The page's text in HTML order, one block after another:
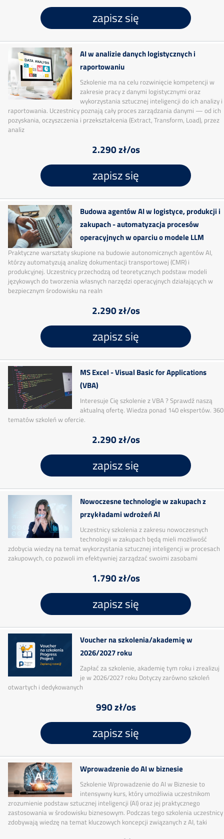
zapisz się
AI w analizie danych logistycznych i
raportowaniu
Szkolenie ma na celu rozwinięcie kompetencji w
zakresie pracy z danymi logistycznymi oraz
wykorzystania sztucznej inteligencji do ich analizy i
raportowania. Uczestnicy poznają cały proces zarządzania danymi — od ich
pozyskania, oczyszczenia i przekształcenia (Extract, Transform, Load), przez
analiz
2.290 zł/os
zapisz się
Budowa agentów AI w logistyce, produkcji i
zakupach - automatyzacja procesów
operacyjnych w oparciu o modele LLM
Praktyczne warsztaty skupione na budowie autonomicznych agentów AI,
którzy automatyzują analizę dokumentacji transportowej (CMR) i
produkcyjnej. Uczestnicy przechodzą od teoretycznych podstaw modeli
językowych do tworzenia własnych narzędzi operacyjnych działających w
bezpiecznym środowisku na realn
2.290 zł/os
zapisz się
MS Excel - Visual Basic for Applications
(VBA)
Interesuje Cię szkolenie z VBA ? Sprawdź naszą
aktualną ofertę. Wiedza ponad 140 ekspertów. 360
tematów szkoleń w ofercie.
2.290 zł/os
zapisz się
Nowoczesne technologie w zakupach z
przykładami wdrożeń AI
Uczestnicy szkolenia z zakresu nowoczesnych
technologii w zakupach będą mieli możliwość
zdobycia wiedzy na temat wykorzystania sztucznej inteligencji w procesach
zakupowych, co pozwoli im efektywniej zarządzać swoimi zasobami
1.790 zł/os
zapisz się
Voucher na szkolenia/akademię w
2026/2027 roku
Zapłać za szkolenie, akademię tym roku i zrealizuj
je w 2026/2027 roku Dotyczy zarówno szkoleń
otwartych i dedykowanych
990 zł/os
zapisz się
Wprowadzenie do AI w biznesie
Szkolenie Wprowadzenie do AI w Biznesie to
intensywny kurs, który umożliwia uczestnikom
zrozumienie podstaw sztucznej inteligencji (AI) oraz jej praktycznego
zastosowania w środowisku biznesowym. Podczas tego szkolenia uczestnicy
zdobywają wiedzę na temat kluczowych koncepcji związanych z AI, taki